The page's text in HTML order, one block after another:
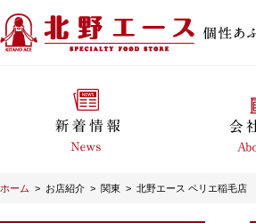
ホーム > お店紹介 > 関東 > 北野エース ペリエ稲毛店